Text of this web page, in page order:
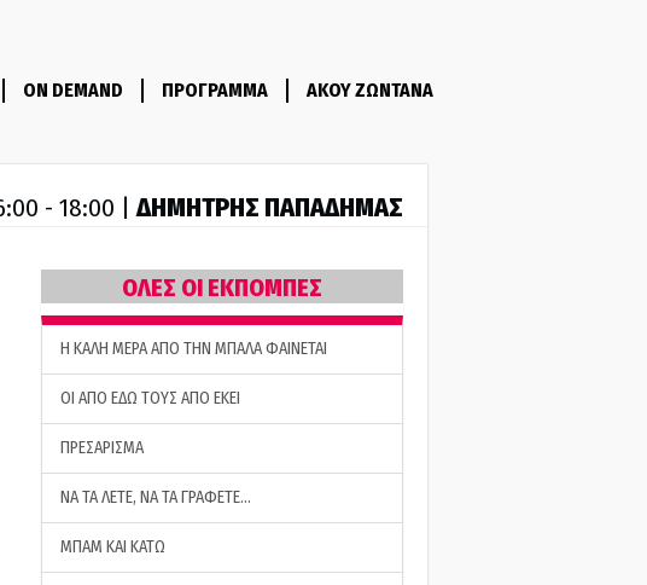
ON DEMAND ΠΡΟΓΡΑΜΜΑ ΑΚΟΥ ΖΩΝΤΑΝΑ
- 18:00 |ΔΗΜΗΤΡΗΣ ΠΑΠΑΔΗΜΑΣ
ΟΛΕΣ ΟΙ ΕΚΠΟΜΠΕΣ
H ΚΑΛΗ ΜΕΡΑ ΑΠΟ ΤΗΝ ΜΠΑΛΑ ΦΑΙΝΕΤΑΙ
ΟΙ ΑΠΟ ΕΔΩ ΤΟΥΣ ΑΠΟ ΕΚΕΙ
ΠΡΕΣΑΡΙΣΜΑ
ΝΑ ΤΑ ΛΕΤΕ, ΝΑ ΤΑ ΓΡΑΦΕΤΕ…
ΜΠΑΜ ΚΑΙ ΚΑΤΩ